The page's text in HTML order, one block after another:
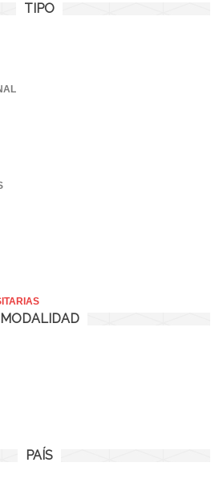
TIPO
MODALIDAD
PAÍS